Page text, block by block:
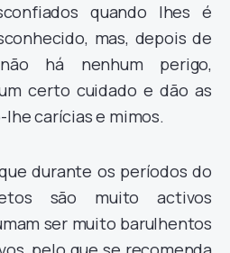
quando lhes é
mas, depois de
há nenhum perigo,
certo cuidado e dão as
carícias e mimos.
durante os períodos do
são muito activos
ser muito barulhentos